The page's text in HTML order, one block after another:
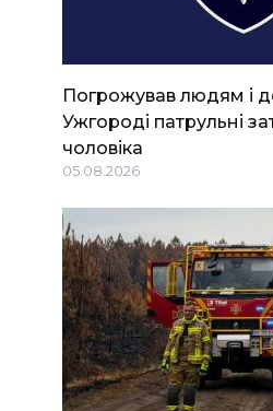
Погрожував людям і
Ужгороді патрульні
чоловіка
05.08.2026